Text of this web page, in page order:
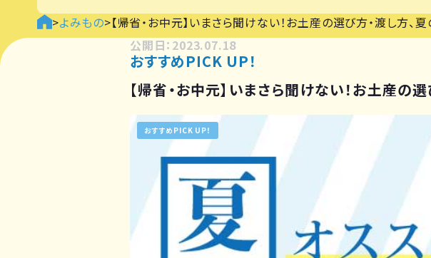
>よみもの>【帰省・お中元】いまさら聞けない！お土産の選び方・渡し方、
公開日：2023.07.18
おすすめPICK UP！
【帰省・お中元】いまさら聞けない！お土産の
おすすめPICK UP！